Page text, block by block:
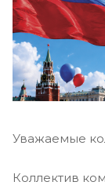
Уважаемые
Коллектив